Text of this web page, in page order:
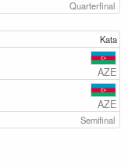
Quarterfinal
Kata
AZE
AZE
Semifinal